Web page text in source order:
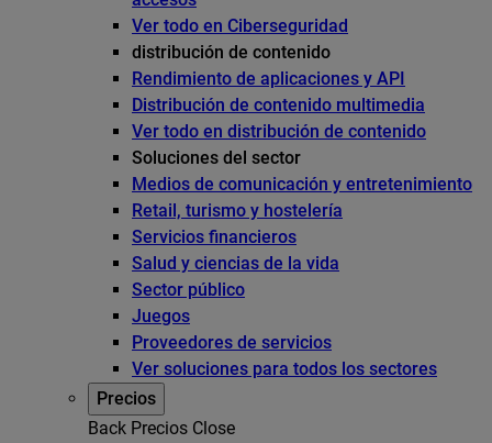
Ver todo en Ciberseguridad
distribución de contenido
Rendimiento de aplicaciones y API
Distribución de contenido multimedia
Ver todo en distribución de contenido
Soluciones del sector
Medios de comunicación y entretenimiento
Retail, turismo y hostelería
Servicios financieros
Salud y ciencias de la vida
Sector público
Juegos
Proveedores de servicios
Ver soluciones para todos los sectores
Precios
Back Precios Close